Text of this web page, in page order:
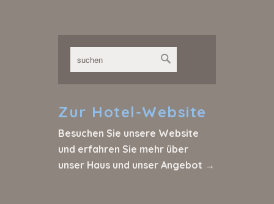
Zur Hotel-Website
Besuchen Sie unsere Website
und erfahren Sie mehr über
unser Haus und unser Angebot →